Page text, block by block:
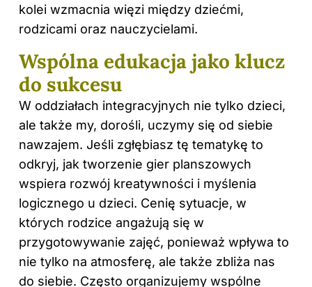
kolei wzmacnia więzi między dziećmi,
rodzicami oraz nauczycielami.
Wspólna edukacja jako klucz
do sukcesu
W oddziałach integracyjnych nie tylko dzieci,
ale także my, dorośli, uczymy się od siebie
nawzajem. Jeśli zgłębiasz tę tematykę to
odkryj, jak tworzenie gier planszowych
wspiera rozwój kreatywności i myślenia
logicznego u dzieci. Cenię sytuacje, w
których rodzice angażują się w
przygotowywanie zajęć, ponieważ wpływa to
nie tylko na atmosferę, ale także zbliża nas
do siebie. Często organizujemy wspólne